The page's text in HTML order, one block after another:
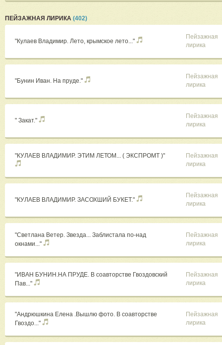
ПЕЙЗАЖНАЯ ЛИРИКА (402)
"Кулаев Владимир. Лето, крымское лето..."
Пейзажная
лирика
"Бунин Иван. На пруде."
Пейзажная
лирика
" Закат."
Пейзажная
лирика
"КУЛАЕВ ВЛАДИМИР. ЭТИМ ЛЕТОМ... ( ЭКСПРОМТ )"
Пейзажная
лирика
"КУЛАЕВ ВЛАДИМИР. ЗАСОХШИЙ БУКЕТ."
Пейзажная
лирика
"Светлана Ветер. Звезда... Заблистала по-над
окнами..."
Пейзажная
лирика
"ИВАН БУНИН.НА ПРУДЕ. В соавторстве Гвоздовский
Пав..."
Пейзажная
лирика
"Андрюшкина Елена .Вышлю фото. В соавторстве
Гвоздо..."
Пейзажная
лирика